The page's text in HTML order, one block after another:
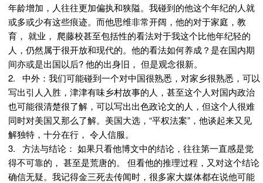
年龄增加，人往往更加偏执和狭隘。我碰到的他这个年纪的人就
或多或少有这些痕迹。而他思维非常开阔，他的对于家庭，教
育， 就业， 爬藤校甚至包括性的看法对于我这个比他年纪轻的
人，仍然属于很开放和现代的。他的看法如何养成？是在国内期
间亦或是出国以后? 他的出身旧， 但是观念很新。
2. 中外：我们可能碰到一个对中国很熟悉，对家乡很熟悉，可以
写出引人入胜，津津有味乡村故事的人，甚至这个人对国内政治
也可能很清楚很了解，可以写出出色政论文的人，但这个人很难
同时对美国又那么了解。美国大选，“平权法案”，他谈起来又见
解独特，十分在行， 令人信服。
3. 方法与结论： 如果只看他博文中的结论，往往第一直感是觉
得不可靠的， 甚至是荒唐的。 但看他的推理过程，又对这个结论
确信无疑。我记得金三死去传闻时，很多家大媒体都在说他可能